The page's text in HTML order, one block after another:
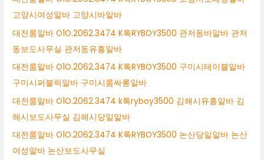
고양시여성알바 고양시바알바
대전룸알바 O1O.2062.3474 K톡RYBOY3500 관저동바알바 관저
동보도사무실 관저동유흥알바
대전룸알바 O1O.2062.3474 K톡RYBOY3500 구미시테이블알바
구미시퍼블릭알바 구미시룸싸롱알바
대전룸알바 O1O.2062.3474 k톡ryboy3500 김해시유흥알바 김
해시보도사무실 김해시당일알바
대전룸알바 O1O.2062.3474 K톡RYBOY3500 논산당일알바 논산
여성알바 논산보도사무실